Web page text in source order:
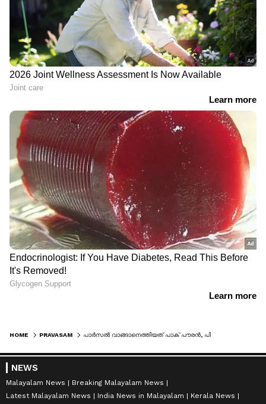
HOME PRAVASAM
NEWS
Malayalam News
Breaking Malayalam News
Latest Malayalam News
India News in Malayalam
Kerala News